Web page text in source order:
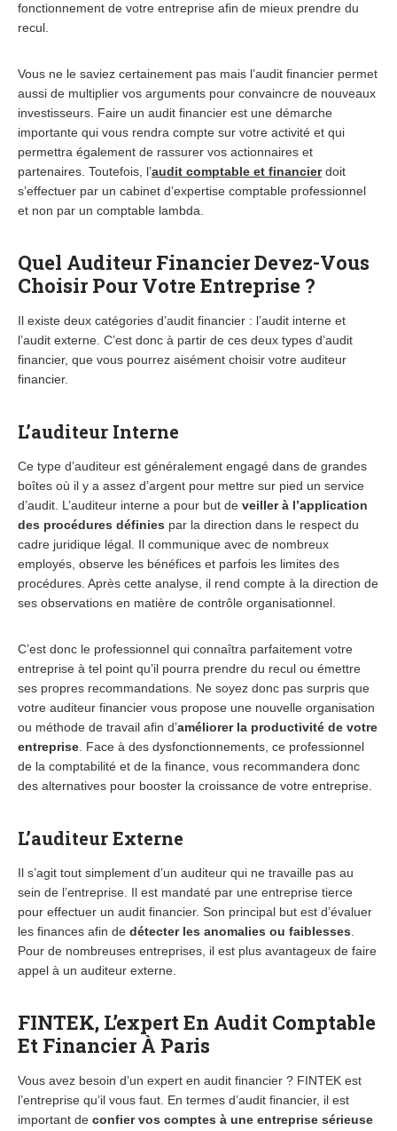
fonctionnement de votre entreprise afin de mieux prendre du
recul.
Vous ne le saviez certainement pas mais l’audit financier permet
aussi de multiplier vos arguments pour convaincre de nouveaux
investisseurs. Faire un audit financier est une démarche
importante qui vous rendra compte sur votre activité et qui
permettra également de rassurer vos actionnaires et
partenaires. Toutefois, l’audit comptable et financierdoit
s’effectuer par un cabinet d’expertise comptable professionnel
et non par un comptable lambda.
Quel Auditeur Financier Devez-Vous
Choisir Pour Votre Entreprise ?
Il existe deux catégories d’audit financier : l’audit interne et
l’audit externe. C’est donc à partir de ces deux types d’audit
financier, que vous pourrez aisément choisir votre auditeur
financier.
L’auditeur Interne
Ce type d’auditeur est généralement engagé dans de grandes
boîtes où il y a assez d’argent pour mettre sur pied un service
d’audit. L’auditeur interne a pour but de veiller à l’application
des procédures définies par la direction dans le respect du
cadre juridique légal. Il communique avec de nombreux
employés, observe les bénéfices et parfois les limites des
procédures. Après cette analyse, il rend compte à la direction de
ses observations en matière de contrôle organisationnel.
C’est donc le professionnel qui connaîtra parfaitement votre
entreprise à tel point qu’il pourra prendre du recul ou émettre
ses propres recommandations. Ne soyez donc pas surpris que
votre auditeur financier vous propose une nouvelle organisation
ou méthode de travail afin d’améliorer la productivité de votre
entreprise . Face à des dysfonctionnements, ce professionnel
de la comptabilité et de la finance, vous recommandera donc
des alternatives pour booster la croissance de votre entreprise.
L’auditeur Externe
Il s’agit tout simplement d’un auditeur qui ne travaille pas au
sein de l’entreprise. Il est mandaté par une entreprise tierce
pour effectuer un audit financier. Son principal but est d’évaluer
les finances afin de détecter les anomalies ou faiblesses
Pour de nombreuses entreprises, il est plus avantageux de faire
appel à un auditeur externe.
FINTEK, L’expert En Audit Comptable
Et Financier À Paris
Vous avez besoin d’un expert en audit financier ? FINTEK est
l’entreprise qu’il vous faut. En termes d’audit financier, il est
important de confier vos comptes à une entreprise sérieuse